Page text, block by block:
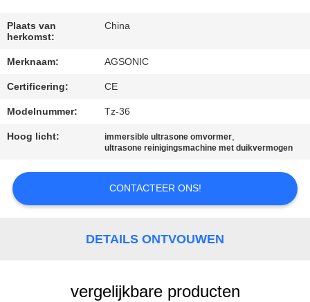
NIEUWS
OM
EEN
Plaats van
herkomst:
China
Merknaam: AGSONIC
Certificering: CE
Modelnummer: Tz-36
Hoog licht: immersible ultrasone omvormer,
ultrasone reinigingsmachine met duikvermogen
CONTACTEER ONS!
DETAILS ONTVOUWEN
vergelijkbare producten